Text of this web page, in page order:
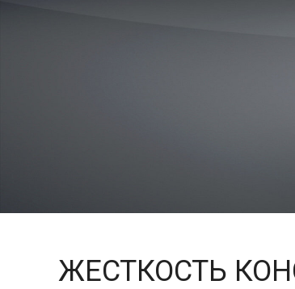
ЖЕСТКОСТЬ